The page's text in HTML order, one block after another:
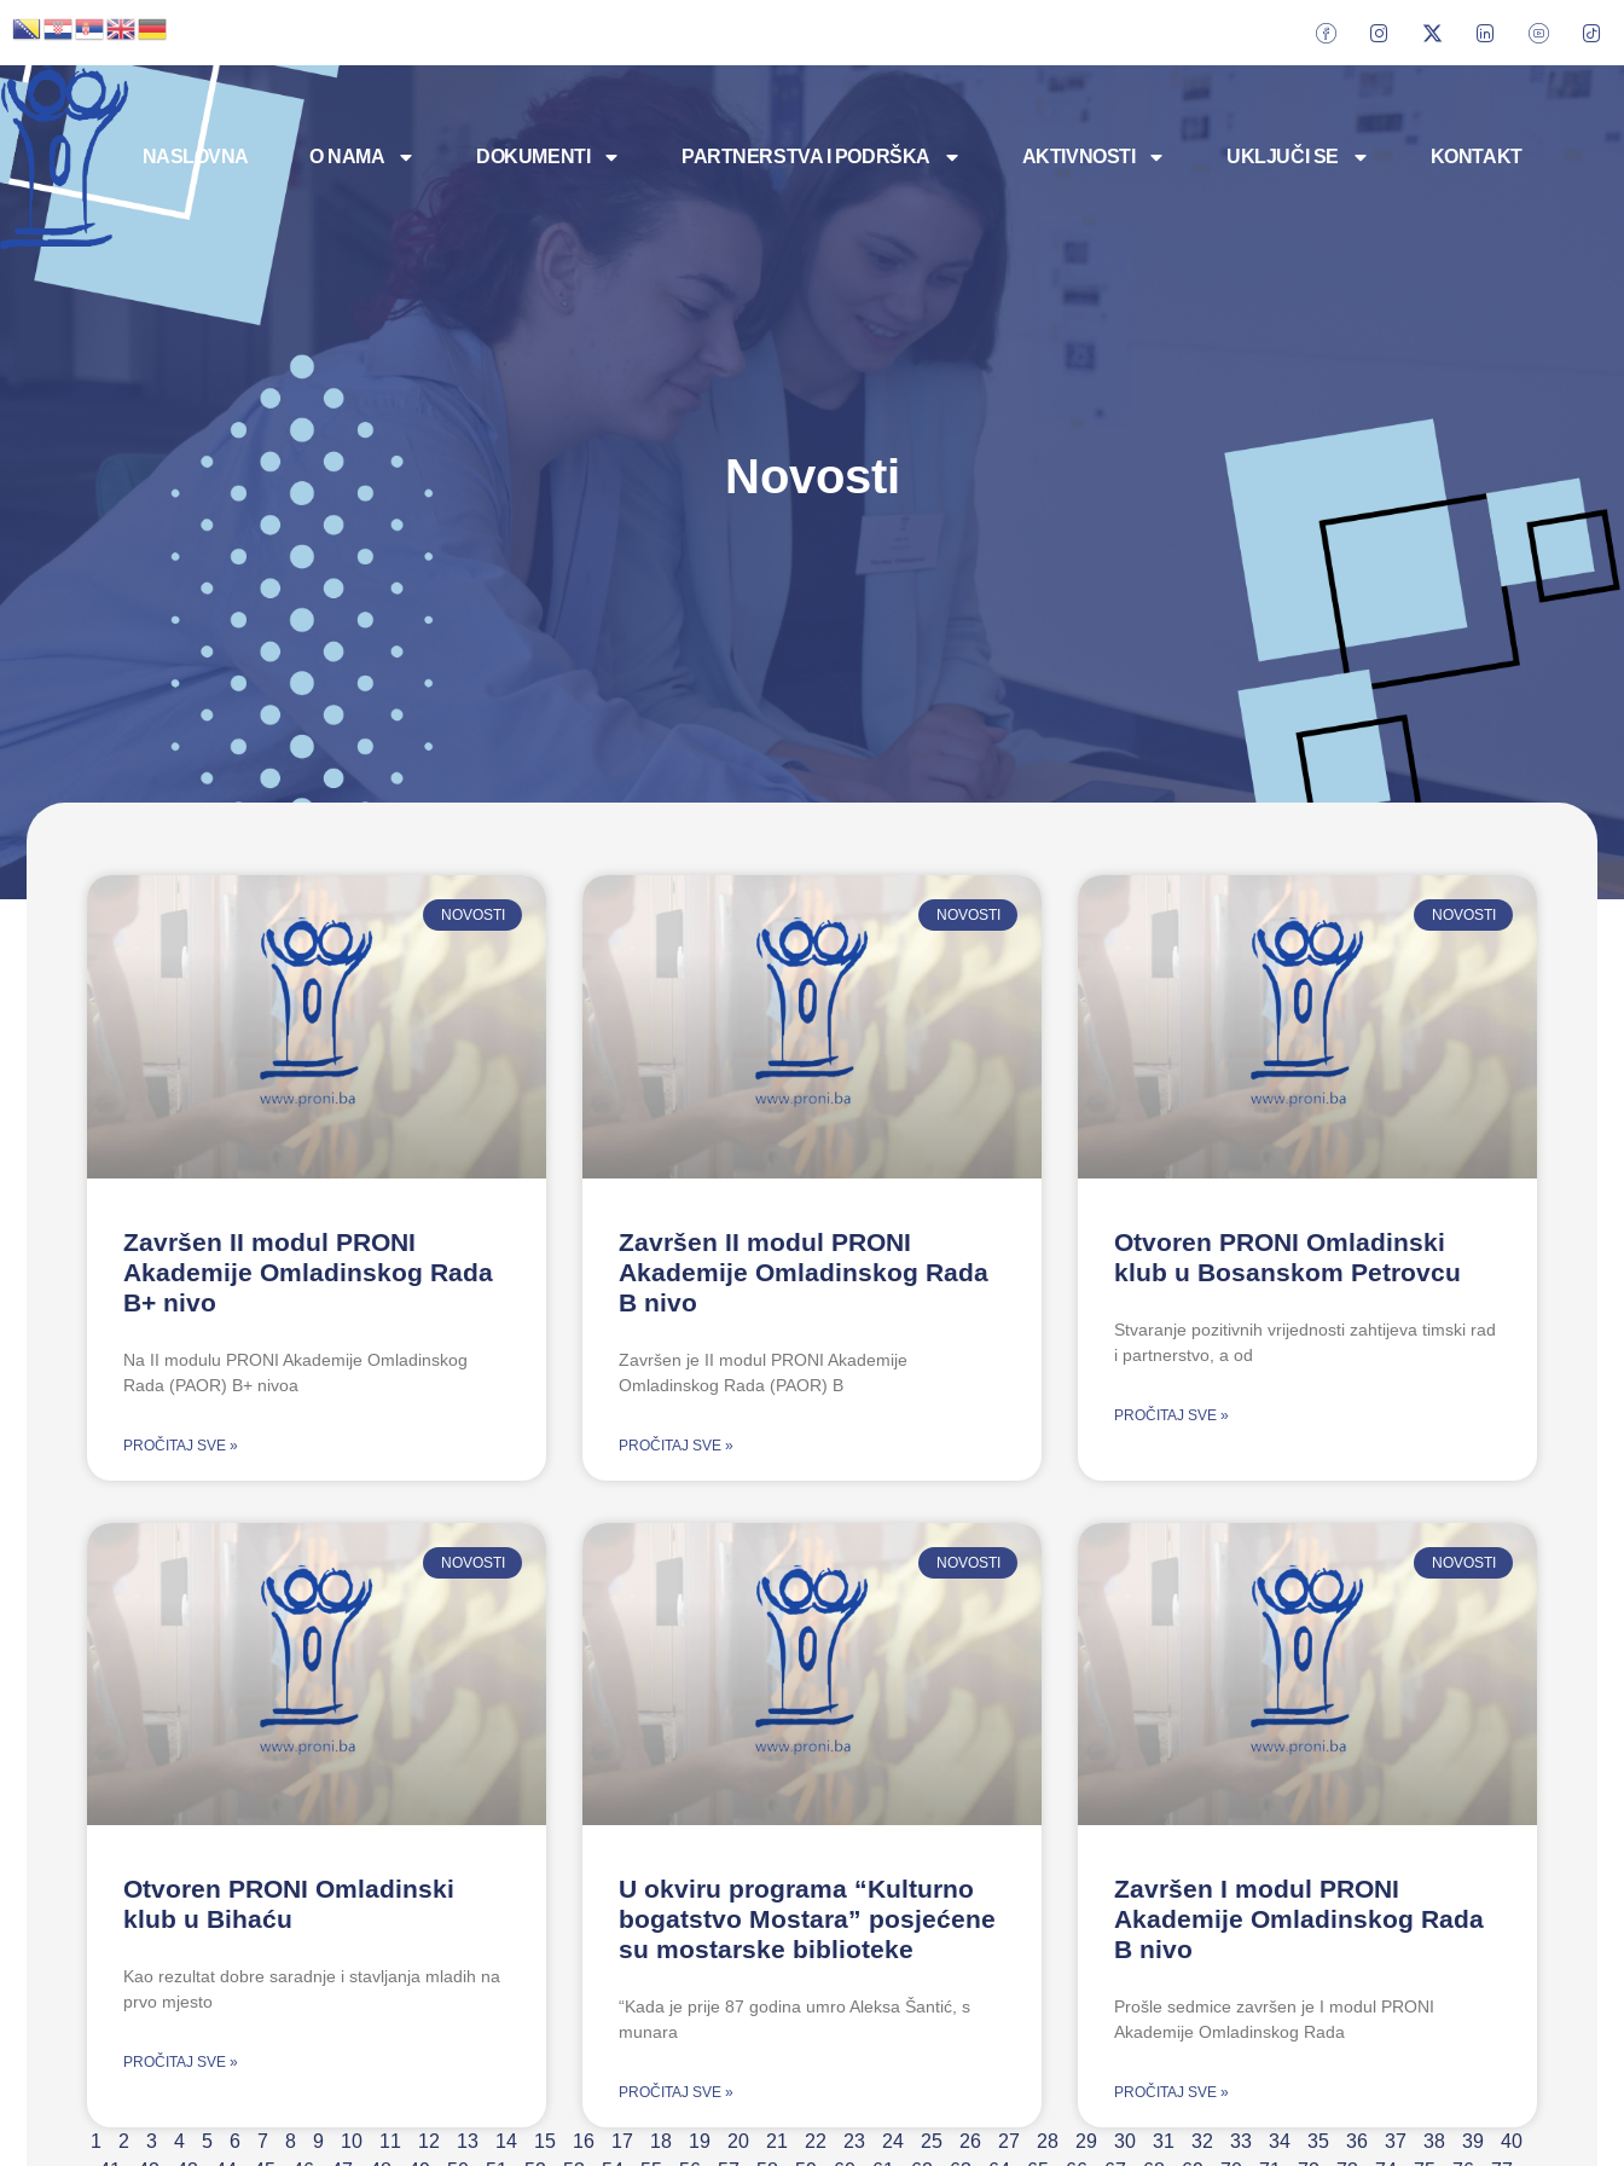
NASLOVNA O NAMA DOKUMENTI PARTNERSTVA I PODRŠKA AKTIVNOSTI UKLJUČI SE KONTAKT
Novosti
NOVOSTI
Završen II modul PRONI
Akademije Omladinskog Rada
B+ nivo
Na II modulu PRONI Akademije Omladinskog
Rada (PAOR) B+ nivoa
PROČITAJ SVE »
NOVOSTI
Završen II modul PRONI
Akademije Omladinskog Rada
B nivo
Završen je II modul PRONI Akademije
Omladinskog Rada (PAOR) B
PROČITAJ SVE »
NOVOSTI
Otvoren PRONI Omladinski
klub u Bosanskom Petrovcu
Stvaranje pozitivnih vrijednosti zahtijeva timski rad
i partnerstvo, a od
PROČITAJ SVE »
NOVOSTI
Otvoren PRONI Omladinski
klub u Bihaću
Kao rezultat dobre saradnje i stavljanja mladih na
prvo mjesto
PROČITAJ SVE »
NOVOSTI
U okviru programa “Kulturno
bogatstvo Mostara” posjećene
su mostarske biblioteke
“Kada je prije 87 godina umro Aleksa Šantić, s
munara
PROČITAJ SVE »
NOVOSTI
Završen I modul PRONI
Akademije Omladinskog Rada
B nivo
Prošle sedmice završen je I modul PRONI
Akademije Omladinskog Rada
PROČITAJ SVE »
1 2 3 4 5 6 7 8 9 10 11 12 13 14 15 16 17 18 19 20 21 22 23 24 25 26 27 28 29 30 31 32 33 34 35 36 37 38 39
40